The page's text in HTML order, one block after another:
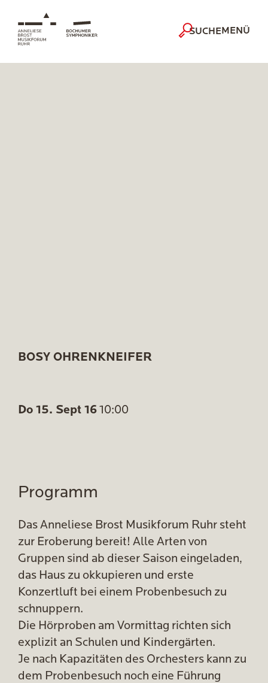
SUCHEMENÜ
BOSY OHRENKNEIFER
Do 15. Sept 16 10:00
Programm
Das Anneliese Brost Musikforum Ruhr steht
zur Eroberung bereit! Alle Arten von
Gruppen sind ab dieser Saison eingeladen,
das Haus zu okkupieren und erste
Konzertluft bei einem Probenbesuch zu
schnuppern.
Die Hörproben am Vormittag richten sich
explizit an Schulen und Kindergärten.
Je nach Kapazitäten des Orchesters kann zu
dem Probenbesuch noch eine Führung